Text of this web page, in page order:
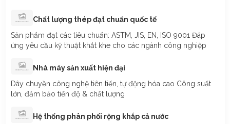
Nguyễn Ngọc Băng Tâm đã mua sản phẩm
Võ Thành Hưngđã mua sản phẩmThanh thép k-20
Lê Quốc Bảođã mua sản phẩm Thanh thép k-20
Chất lượng thép đạt chuẩn quốc tế
Sản phẩm đạt các tiêu chuẩn: ASTM, JIS, EN, ISO 9001 Đáp
ứng yêu cầu kỹ thuật khắt khe cho các ngành công nghiệp
Nhà máy sản xuất hiện đại
Dây chuyền công nghệ tiên tiến, tự động hóa cao Công suất
lớn, đảm bảo tiến độ & chất lượng
Hệ thống phân phối rộng khắp cả nước